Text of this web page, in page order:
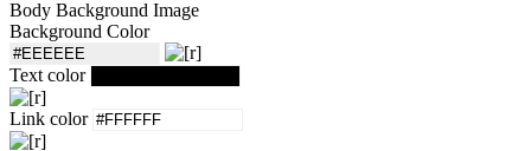
Body Background Image
Background Color
Text color
Link color